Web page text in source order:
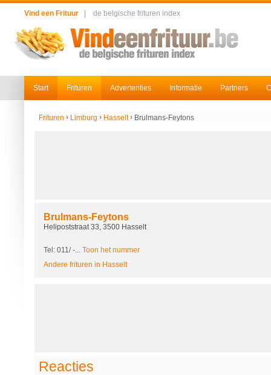
Vind een Frituur de belgische frituren index
Start Frituren Advertenties Informatie Partners
Frituren › Limburg › Hasselt › Brulmans-Feytons
Brulmans-Feytons
Helipoststraat 33, 3500 Hasselt
Tel: 011/-... Toon het nummer
Andere frituren in Hasselt
Reacties